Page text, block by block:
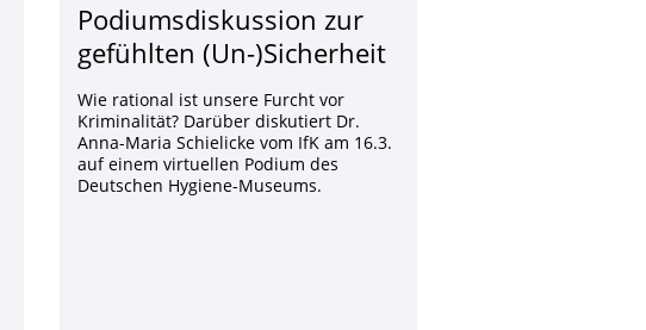
Podiumsdiskussion zur
gefühlten (Un-)Sicherheit
Wie rational ist unsere Furcht vor
Kriminalität? Darüber diskutiert Dr.
Anna-Maria Schielicke vom IfK am 16.3.
auf einem virtuellen Podium des
Deutschen Hygiene-Museums.